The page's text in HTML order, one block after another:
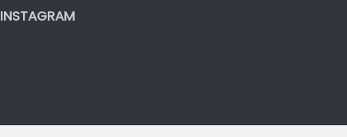
INSTAGRAM